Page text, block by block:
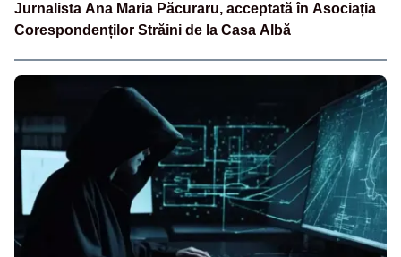
Jurnalista Ana Maria Păcuraru, acceptată în Asociația
Corespondenților Străini de la Casa Albă